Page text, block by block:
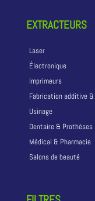
EXTRACTEURS
Laser
Électronique
Imprimeurs
Fabrication additive &
Usinage
Dentaire & Prothèses
Médical & Pharmacie
Salons de beauté